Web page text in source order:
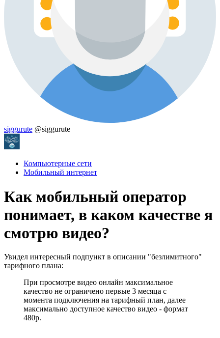
siggurute @siggurute
Компьютерные сети
Мобильный интернет
Как мобильный оператор
понимает, в каком качестве я
смотрю видео?
Увидел интересный подпункт в описании "безлимитного"
тарифного плана:
При просмотре видео онлайн максимальное
качество не ограничено первые 3 месяца с
момента подключения на тарифный план, далее
максимально доступное качество видео - формат
480р.